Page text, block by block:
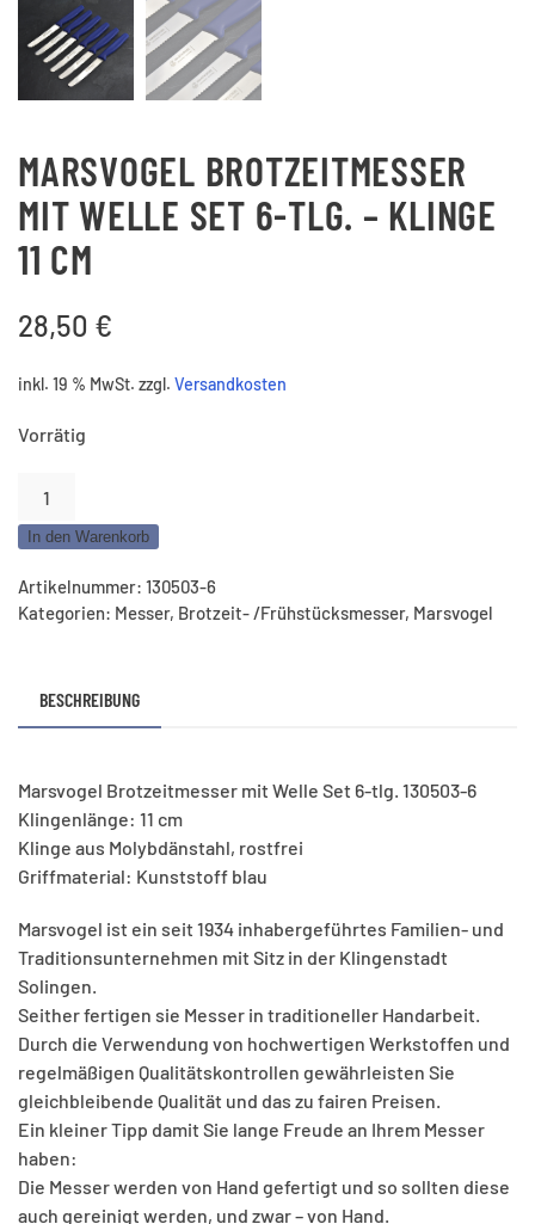
MARSVOGEL BROTZEITMESSER
MIT WELLE SET 6-TLG. – KLINGE
11 CM
28,50 €
inkl. 19 % MwSt. zzgl. Versandkosten
Vorrätig
mit
Set
Klinge
Menge
In den Warenkorb
Artikelnummer: 130503-6
Kategorien: Messer, Brotzeit- /Frühstücksmesser, Marsvogel
BESCHREIBUNG
Marsvogel Brotzeitmesser mit Welle Set 6-tlg. 130503-6
Klingenlänge: 11 cm
Klinge aus Molybdänstahl, rostfrei
Griffmaterial: Kunststoff blau
Marsvogel ist ein seit 1934 inhabergeführtes Familien- und
Traditionsunternehmen mit Sitz in der Klingenstadt
Solingen.
Seither fertigen sie Messer in traditioneller Handarbeit.
Durch die Verwendung von hochwertigen Werkstoffen und
regelmäßigen Qualitätskontrollen gewährleisten Sie
gleichbleibende Qualität und das zu fairen Preisen.
Ein kleiner Tipp damit Sie lange Freude an Ihrem Messer
haben:
Die Messer werden von Hand gefertigt und so sollten diese
auch gereinigt werden, und zwar – von Hand.